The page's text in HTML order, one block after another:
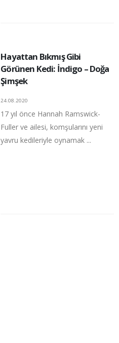
Hayattan Bıkmış Gibi
Görünen Kedi: İndigo – Doğa
Şimşek
24.08.2020
17 yıl önce Hannah Ramswick-
Fuller ve ailesi, komşularını yeni
yavru kedileriyle oynamak ...